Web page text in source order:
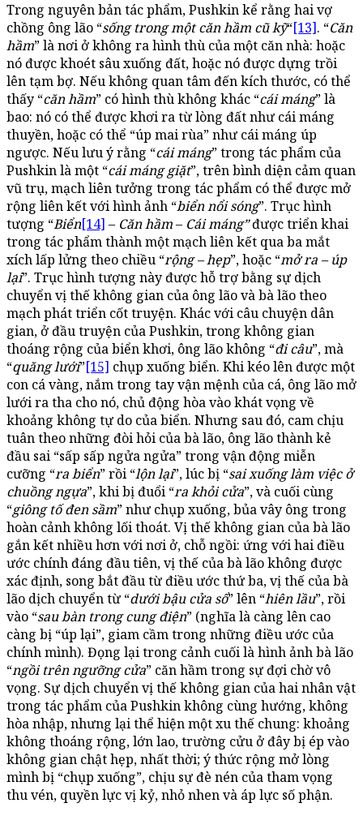
Trong nguyên bản tác phẩm, Pushkin kể rằng hai vợ
chồng ông lão “sống trong một căn hầm cũ kỹ“[13]. “Căn
hầm” là nơi ở không ra hình thù của một căn nhà: hoặc
nó được khoét sâu xuống đất, hoặc nó được dựng trồi
lên tạm bợ. Nếu không quan tâm đến kích thước, có thể
thấy “căn hầm” có hình thù không khác “cái máng” là
bao: nó có thể được khơi ra từ lòng đất như cái máng
thuyền, hoặc có thể “úp mai rùa” như cái máng úp
ngược. Nếu lưu ý rằng “cái máng” trong tác phẩm của
Pushkin là một “cái máng giặt”, trên bình diện cảm quan
vũ trụ, mạch liên tưởng trong tác phẩm có thể được mở
rộng liên kết với hình ảnh “biển nổi sóng”. Trục hình
tượng “Biển[14] – Căn hầm– Cái máng”được triển khai
trong tác phẩm thành một mạch liên kết qua ba mắt
xích lấp lửng theo chiều “rộng – hẹp”, hoặc “mở ra – úp
lại”. Trục hình tượng này được hỗ trợ bằng sự dịch
chuyển vị thế không gian của ông lão và bà lão theo
mạch phát triển cốt truyện. Khác với câu chuyện dân
gian, ở đầu truyện của Pushkin, trong không gian
thoáng rộng của biển khơi, ông lão không “đi câu”, mà
“quăng lưới”[15] chụp xuống biển. Khi kéo lên được một
con cá vàng, nắm trong tay vận mệnh của cá, ông lão mở
lưới ra tha cho nó, chủ động hòa vào khát vọng về
khoảng không tự do của biển. Nhưng sau đó, cam chịu
tuân theo những đòi hỏi của bà lão, ông lão thành kẻ
đầu sai “sấp sấp ngửa ngửa” trong vận động miễn
cưỡng “ra biển” rồi “lộn lại”, lúc bị “sai xuống làm việc ở
chuồng ngựa”, khi bị đuổi “ra khỏi cửa”, và cuối cùng
“giông tố đen sầm” như chụp xuống, bủa vây ông trong
hoàn cảnh không lối thoát. Vị thế không gian của bà lão
gắn kết nhiều hơn với nơi ở, chỗ ngồi: ứng với hai điều
ước chính đáng đầu tiên, vị thế của bà lão không được
xác định, song bắt đầu từ điều ước thứ ba, vị thế của bà
lão dịch chuyển từ “dưới bậu cửa sổ” lên “hiên lầu”, rồi
vào “sau bàn trong cung điện” (nghĩa là càng lên cao
càng bị “úp lại”, giam cầm trong những điều ước của
chính mình). Đọng lại trong cảnh cuối là hình ảnh bà lão
“ngồi trên ngưỡng cửa” căn hầm trong sự đợi chờ vô
vọng. Sự dịch chuyển vị thế không gian của hai nhân vật
trong tác phẩm của Pushkin không cùng hướng, không
hòa nhập, nhưng lại thể hiện một xu thế chung: khoảng
không thoáng rộng, lớn lao, trường cửu ở đây bị ép vào
không gian chật hẹp, nhất thời; ý thức rộng mở lòng
mình bị “chụp xuống”, chịu sự đè nén của tham vọng
thu vén, quyền lực vị kỷ, nhỏ nhen và áp lực số phận.